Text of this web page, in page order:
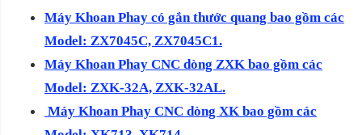
Máy Khoan Phay có gắn thước quang bao gồm các
Model: ZX7045C, ZX7045C1.
Máy Khoan Phay CNC dòng ZXK bao gồm các
Model: ZXK-32A, ZXK-32AL.
Máy Khoan Phay CNC dòng XK bao gồm các